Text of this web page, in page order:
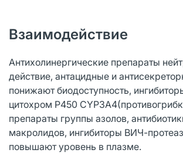
Взаимодействие
Антихолинергические препараты
действие, антацидные и
понижают биодоступность,
цитохром P450
препараты группы азолов,
макролидов, ингибиторы ВИЧ-
повышают уровень в плазме.